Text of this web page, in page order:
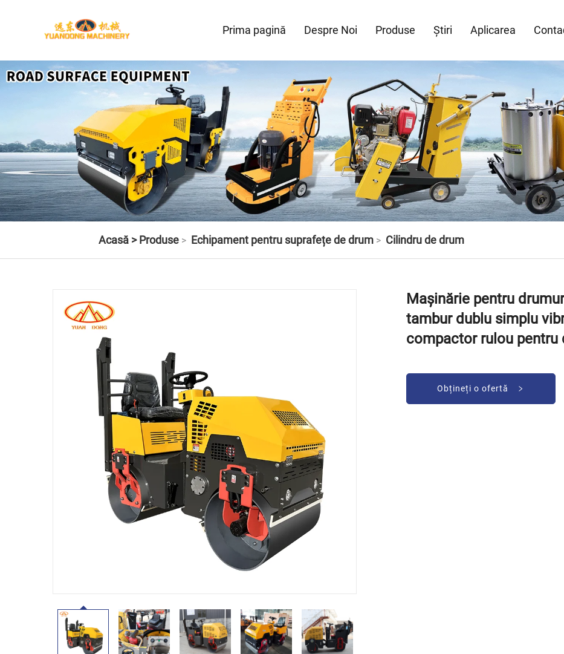
Prima pagină Despre Noi Produse Știri Aplicarea
Acasă > Produse> Echipament pentru suprafețe de drum> Cilindru de drum
Mașinărie pentru
tambur dublu simplu
compactor rulou
Obțineți o ofertă